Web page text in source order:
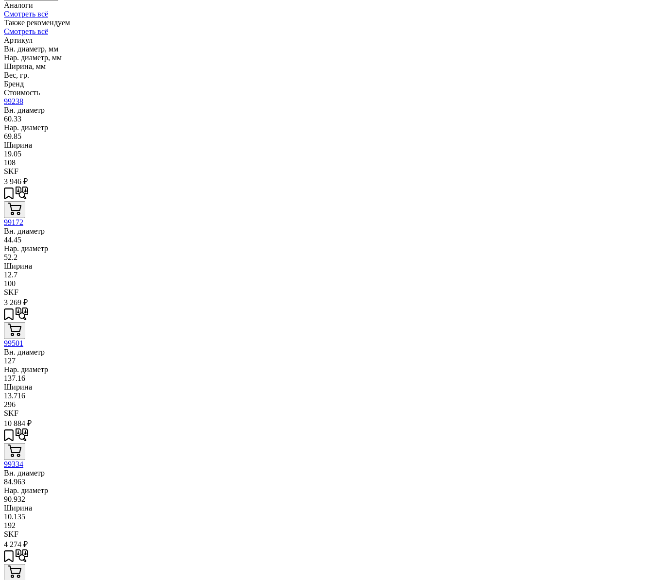
Аналоги
Смотреть всё
Также рекомендуем
Смотреть всё
Артикул
Вн. диаметр, мм
Нар. диаметр, мм
Ширина, мм
Вес, гр.
Бренд
Стоимость
99238
Вн. диаметр
60.33
Нар. диаметр
69.85
Ширина
19.05
108
SKF
3 946 ₽
99172
Вн. диаметр
44.45
Нар. диаметр
52.2
Ширина
12.7
100
SKF
3 269 ₽
99501
Вн. диаметр
127
Нар. диаметр
137.16
Ширина
13.716
296
SKF
10 884 ₽
99334
Вн. диаметр
84.963
Нар. диаметр
90.932
Ширина
10.135
192
SKF
4 274 ₽